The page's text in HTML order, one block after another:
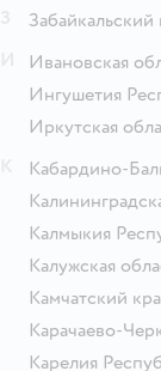
Забайкальский
Ивановская
Ингушетия
Иркутская
Кабардино-
Калмыкия
Калужская
Камчатский
Карачаево-
Карелия